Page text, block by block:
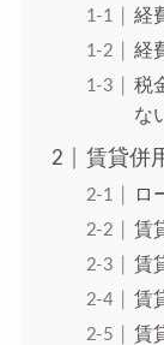
経
経
税
な
賃貸併
ロ
賃
賃
賃
賃